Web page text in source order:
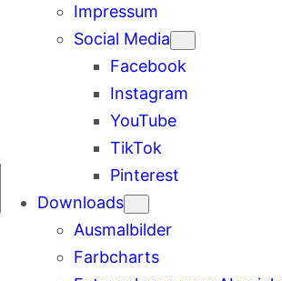
Impressum
Social Media
Facebook
Instagram
YouTube
TikTok
Pinterest
Downloads
Ausmalbilder
Farbcharts